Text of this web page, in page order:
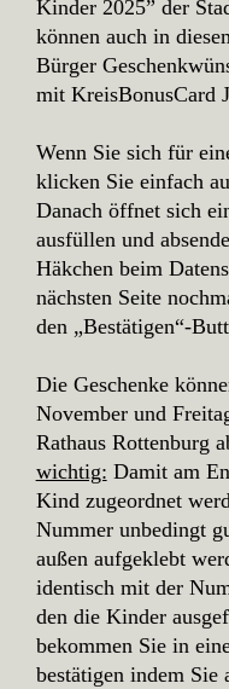
Kinder 2025” der
können auch in
Bürger
mit KreisBonusCard
Wenn Sie sich für
klicken Sie einfach
Danach öffnet sich
ausfüllen und
Häkchen beim
nächsten Seite
den „Bestätigen“-
Die Geschenke
November und
Rathaus Rottenburg
wichtig: Damit am
Kind zugeordnet
Nummer unbedingt
außen aufgeklebt
identisch mit der
den die Kinder
bekommen Sie in
bestätigen indem Sie